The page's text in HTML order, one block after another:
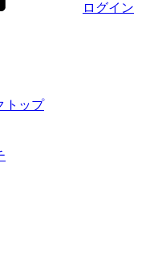
ログイン
トップ